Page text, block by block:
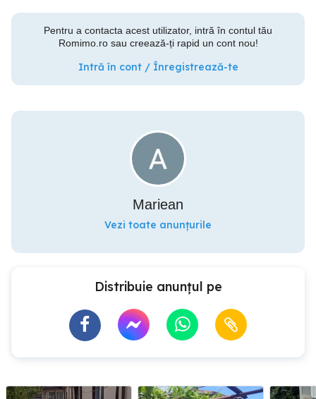
Pentru a contacta acest utilizator, intră în contul tău
Romimo.ro sau creează-ți rapid un cont nou!
Intră în cont / Înregistrează-te
Mariean
Vezi toate anunțurile
Distribuie anunțul pe